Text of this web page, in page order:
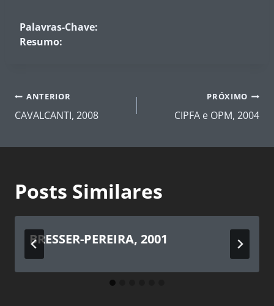
Palavras-Chave:
Resumo:
Navegação
de
ANTERIOR
CAVALCANTI, 2008
PRÓXIMO
CIPFA e OPM, 2004
Posts Similares
BRESSER-PEREIRA, 2001